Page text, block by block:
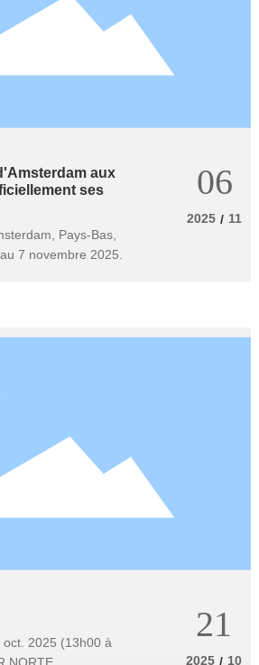
aux
ses
Pays-Bas,
7 novembre 2025.
06
2025 / 11
21
2025 / 10